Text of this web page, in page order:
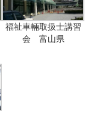
福祉車輛取扱士講習
会 富山県